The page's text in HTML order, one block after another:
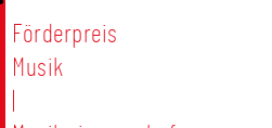
Förderpreis
Musik